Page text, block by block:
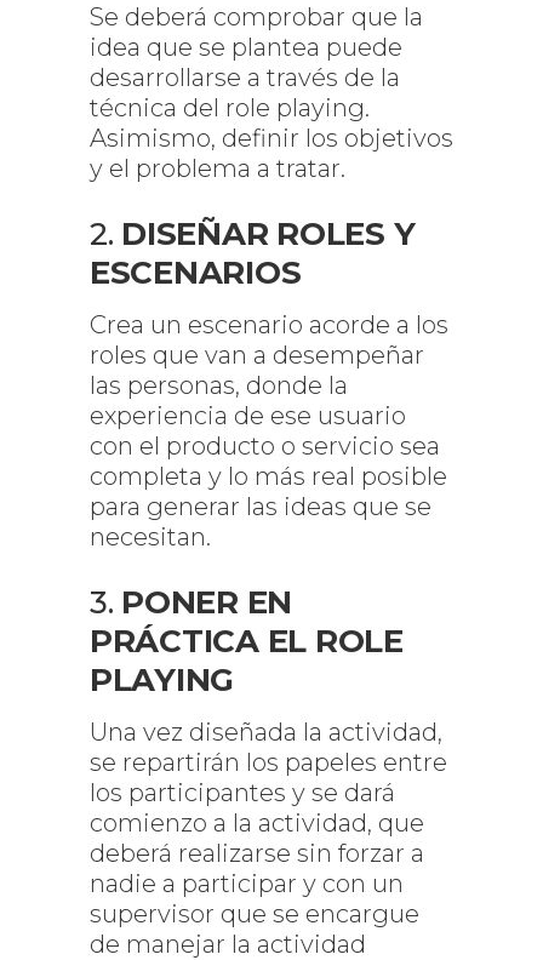
Se deberá comprobar que la
idea que se plantea puede
desarrollarse a través de la
técnica del role playing.
Asimismo, definir los objetivos
y el problema a tratar.
2. DISEÑAR ROLES Y
ESCENARIOS
Crea un escenario acorde a los
roles que van a desempeñar
las personas, donde la
experiencia de ese usuario
con el producto o servicio sea
completa y lo más real posible
para generar las ideas que se
necesitan.
3. PONER EN
PRÁCTICA EL ROLE
PLAYING
Una vez diseñada la actividad,
se repartirán los papeles entre
los participantes y se dará
comienzo a la actividad, que
deberá realizarse sin forzar a
nadie a participar y con un
supervisor que se encargue
de manejar la actividad